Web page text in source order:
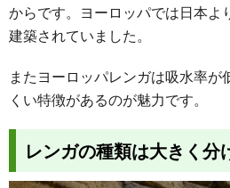
からです。ヨーロッパでは日本よ
建築されていました。
またヨーロッパレンガは吸水率が
くい特徴があるのが魅力です。
レンガの種類は大きく分